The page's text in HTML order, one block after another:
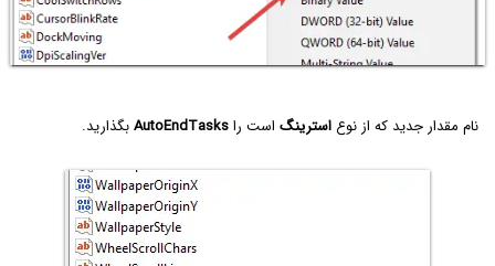
نام مقدار جدید که از نوع استرینگ است راAutoEndTasksبگذارید.